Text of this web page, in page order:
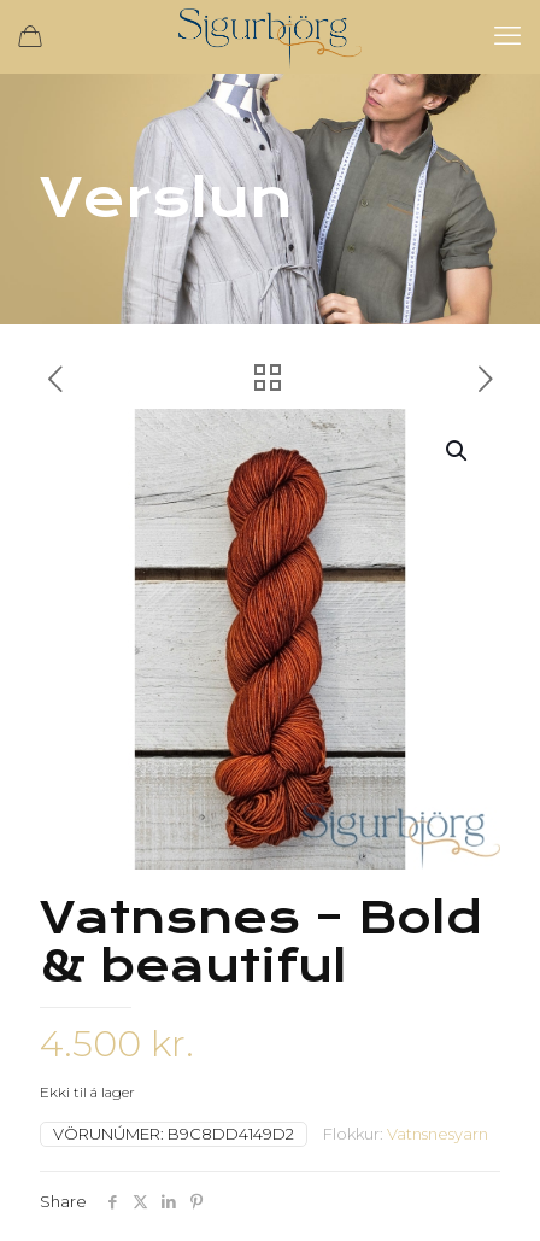
Verslun
Vatnsnes – Bold
& beautiful
4.500 kr.
Ekki til á lager
VÖRUNÚMER: B9C8DD4149D2 Flokkur: Vatnsnesyarn
Share